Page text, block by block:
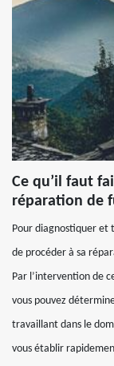
Ce qu’il faut
réparation de
Pour diagnostiquer
de procéder à sa
Par l’intervention de
vous pouvez
travaillant dans le
vous établir